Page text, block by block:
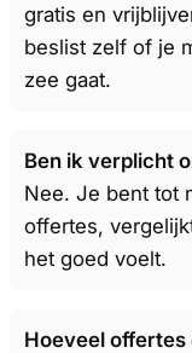
gratis en
beslist zelf of je
zee gaat.
Ben ik verplicht
Nee. Je bent tot
offertes,
het goed voelt.
Hoeveel offertes